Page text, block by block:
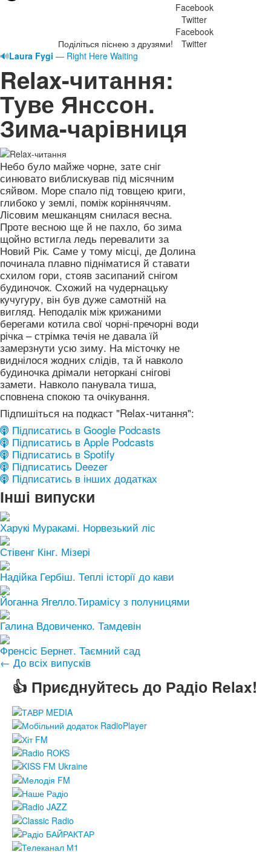
Поділіться піснею з друзями!
Facebook
Twitter
Facebook
Twitter
🔊Laura Fygi — Right Here Waiting
Relax-читання:
Туве Янссон.
Зима-чарівниця
Небо було майже чорне, зате сніг
синювато виблискував під місячним
сяйвом. Море спало під товщею криги,
глибоко у землі, поміж корінняччям.
Лісовим мешканцям снилася весна.
Проте весною ще й не пахло, бо зима
щойно встигла ледь перевалити за
Новий Рік. Саме у тому місці, де Долина
починала плавно підніматися й ставати
схилом гори, стояв засипаний снігом
будиночок. Схожий на чудернацьку
кучугуру, він був дуже самотній на
вигляд. Неподалік між крижаними
берегами котила свої чорні-пречорні води
річка – стрімка течія не давала їй
замерзнути усю зиму. На місточку не
виднілося жодних слідів, та й навколо
будиночка дрімали неторкані снігові
замети. Навколо панувала тиша,
сповнена спокою та очікування.
Підпишіться на подкаст "Relax-читання":
Підписатись в Google Podcasts
Підписатись в Apple Podcasts
Підписатись в Spotify
Підписатись Deezer
Підписатись в інших додатках
Інші випуски
Харукі Муракамі. Норвезький ліс
Стівенг Кінг. Мізері
Надійка Гербіш. Теплі історії до кави
Йоганна Ягелло.Тирамісу з полуницями
Галина Вдовиченко. Тамдевін
Френсіс Бернет. Таємний сад
← До всіх випусків
👍 Приєднуйтесь до Радіо Relax!